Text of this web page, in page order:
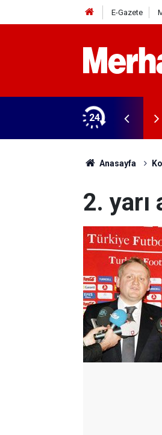
E-Gazete
24
Anasayfa
2. yarı